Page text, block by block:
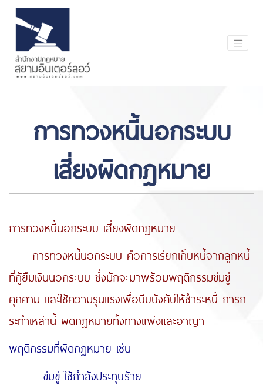
การทวงหนี้นอกระบบ
เสี่ยงผิดกฎหมาย
การทวงหนี้นอกระบบ เสี่ยงผิดกฎหมาย
การทวงหนี้นอกระบบ คือการเรียกเก็บหนี้จากลูกหนี้
ที่กู้ยืมเงินนอกระบบ ซึ่งมักจะมาพร้อมพฤติกรรมข่มขู่
คุกคาม และใช้ความรุนแรงเพื่อบีบบังคับให้ชำระหนี้ การก
ระทำเหล่านี้ ผิดกฎหมายทั้งทางแพ่งและอาญา
พฤติกรรมที่ผิดกฎหมาย เช่น
– ข่มขู่ ใช้กำลังประทุษร้าย